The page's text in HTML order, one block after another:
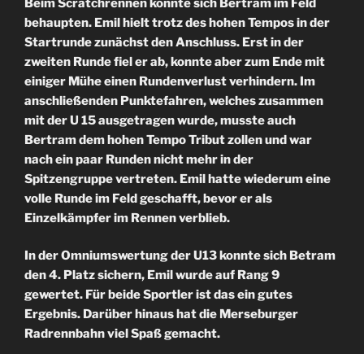
behaupten. Emil hielt trotz des hohen Tempos in der
Startrunde zunächst den Anschluss. Erst in der
zweiten Runde fiel er ab, konnte aber zum Ende mit
einiger Mühe einen Rundenverlust verhindern. Im
anschließenden Punktefahren, welches zusammen
mit der U 15 ausgetragen wurde, musste auch
Bertram dem hohen Tempo Tribut zollen und war
nach ein paar Runden nicht mehr in der
Spitzengruppe vertreten. Emil hatte wiederum eine
volle Runde im Feld geschafft, bevor er als
Einzelkämpfer im Rennen verblieb.
In der Omniumswertung der U13 konnte sich Betram
den 4. Platz sichern, Emil wurde auf Rang 9
gewertet. Für beide Sportler ist das ein gutes
Ergebnis. Darüber hinaus hat die Merseburger
Radrennbahn viel Spaß gemacht.